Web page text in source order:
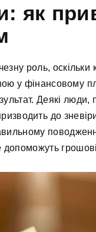
як
роль,
у фінансовому
Деякі люди,
до